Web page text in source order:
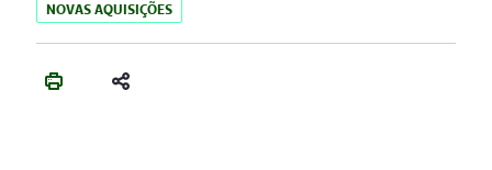
NOVAS AQUISIÇÕES